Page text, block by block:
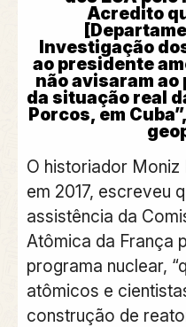
Acredito
Investigação
ao presidente
não avisaram
da situação real
Porcos, em
O historiador Moniz
em 2017, escreveu
assistência da
Atômica da França
programa nuclear,
atômicos e
construção de